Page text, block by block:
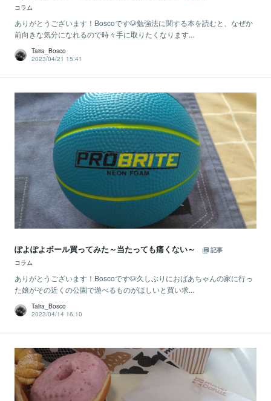
コラム
ありがとうございます！Boscoです🐶勉強法に関する本を読むと、なぜか
前向きな気分になれるので時々手に取りたくなります...
Taira_Bosco
2023/04/21 15:41
ぽよぽよボール買ってみた～当たっても痛くない～
記事
コラム
ありがとうございます！Boscoです🐶久しぶりにおばあちゃんの家に行っ
た娘がその近くの公園で遊べるものがほしいと買い求...
Taira_Bosco
2023/04/14 16:10